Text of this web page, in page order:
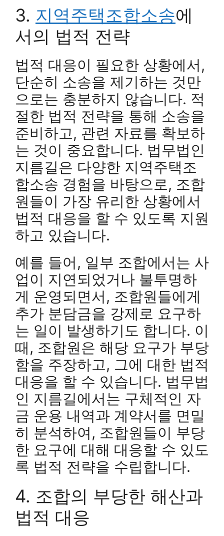
3. 지역주택조합소송에
서의 법적 전략
법적 대응이 필요한 상황에서,
단순히 소송을 제기하는 것만
으로는 충분하지 않습니다. 적
절한 법적 전략을 통해 소송을
준비하고, 관련 자료를 확보하
는 것이 중요합니다. 법무법인
지름길은 다양한 지역주택조
합소송 경험을 바탕으로, 조합
원들이 가장 유리한 상황에서
법적 대응을 할 수 있도록 지원
하고 있습니다.
예를 들어, 일부 조합에서는 사
업이 지연되었거나 불투명하
게 운영되면서, 조합원들에게
추가 분담금을 강제로 요구하
는 일이 발생하기도 합니다. 이
때, 조합원은 해당 요구가 부당
함을 주장하고, 그에 대한 법적
대응을 할 수 있습니다. 법무법
인 지름길에서는 구체적인 자
금 운용 내역과 계약서를 면밀
히 분석하여, 조합원들이 부당
한 요구에 대해 대응할 수 있도
록 법적 전략을 수립합니다.
4. 조합의 부당한 해산과
법적 대응